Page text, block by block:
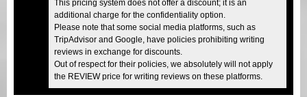
This pricing system does not offer a discount; it is an
additional charge for the confidentiality option.
Please note that some social media platforms, such as
TripAdvisor and Google, have policies prohibiting writing
reviews in exchange for discounts.
Out of respect for their policies, we absolutely will not apply
the REVIEW price for writing reviews on these platforms.